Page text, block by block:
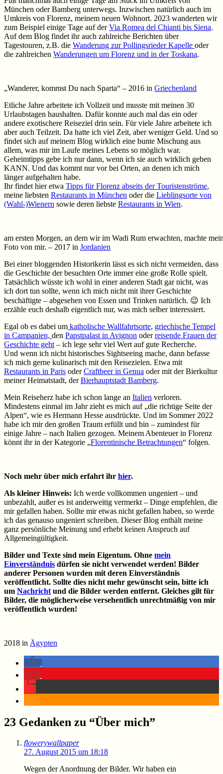
München oder Bamberg unterwegs. Inzwischen natürlich auch im
Umkreis von Florenz, meinem neuen Wohnort. 2023 wanderten wir
zum Beispiel einige Tage auf derVia Romea del Chianti bis Siena.
Auf dem Blog findet ihr auch zahlreiche Berichten über
Tagestouren, z.B. die Wanderung zur Pollingsrieder Kapelle oder
die zahlreichen Wanderungen um Florenz und in der Toskana.
„Wanderer, kommst Du nach Sparta“ – 2016 in Griechenland
Etliche Jahre arbeitete ich Vollzeit und musste mit meinen 30
Urlaubstagen haushalten. Dafür konnte auch mal das ein oder
andere exotischere Reiseziel drin sein. Für viele Jahre arbeitete ich
aber auch Teilzeit. Da hatte ich viel Zeit, aber weniger Geld. Und so
findet sich auf meinem Blog wirklich eine bunte Mischung aus
allem, was mir im Laufe meines Lebens so möglich war.
Geheimtipps gebe ich nur dann, wenn ich sie auch wirklich geben
KANN. Und das kommt nur vor bei Orten, an denen ich mich
länger aufgehalten habe.
Ihr findet hier etwa Tipps für Florenz abseits der Touristenströme,
meine liebsten Restaurants in München oder die Lieblingsorte von
(Wahl-)Wienern sowie deren liebste Restaurants in Wien.
am ersten Morgen, an dem wir im Wadi Rum erwachten, machte
Foto von mir. – 2017 in Jordanien
Bei einer bloggenden Historikerin lässt es sich nicht vermeiden, dass
die Geschichte der besuchten Orte immer eine große Rolle spielt.
Tatsächlich wüsste ich wohl in einer anderen Stadt gar nicht, was
ich dort tun sollte, wenn ich mich nicht mit ihrer Geschichte
beschäftigte – abgesehen von Essen und Trinken natürlich. 😉 Ich
erzähle euch deshalb eigentlich nur, was mich selber interessiert.
Egal ob es dabei um katholische Wallfahrtsorte, griechische Tempel
in Campanien, den Papstpalast in Avignon oderreisende Frauen der
Geschichte geht – ich lege sehr viel Wert auf gute Recherche.
Und wenn ich nicht historisches Sightseeing mache, dann befasse
ich mich gerne kulinarisch mit den Reisezielen. Etwa mit
Restaurants in Paris oderCraftbeer in Genua oder mit der Bierkultur
meiner Heimatstadt, derBierhauptstadt Bamberg.
Mein Reiseherz habe ich schon lange an Italien verloren.
Mindestens einmal im Jahr zieht es mich auf „die richtige Seite der
Alpen“, wie es Hermann Hesse ausdrückte. Und im Sommer 2022
habe ich mir den großen Traum erfüllt und bin – zumindest für
einige Jahre – nach Italien gezogen. Meinem Abenteuer in Florenz
könnt ihr in der Kategorie „Florentinische Betrachtungen“ folgen.
Noch mehr über mich erfahrt ihr hier.
Als kleiner Hinweis: Ich werde vollkommen ungeniert – und
unbezahlt, außer es ist anderweitig vermerkt – Dinge empfehlen, die
mir gefallen haben. Sollte mir etwas nicht gefallen haben, so werde
ich das genauso ungeniert schreiben. Dieser Blog enthält meine
ganz persönliche Meinung und erhebt keinen Anspruch auf
Allgemeingültigkeit.
Bilder und Texte sind mein Eigentum. Ohne mein
Einverständnis dürfen sie nicht verwendet werden! Bilder
anderer Personen wurden mit deren Einverständnis
veröffentlicht. Sollte dies nicht mehr gewünscht sein, bitte ich
um Nachricht und die Bilder werden entfernt. Gleiches gilt für
Bilder, die möglicherweise versehentlich unrechtmäßig von mir
veröffentlich wurden!
2018 in Ägypten
23 Gedanken zu “Über mich”
flowerywallpaper
27. August 2015 um 18:18
Wegen der Anordnung der Bilder. Wir haben ein